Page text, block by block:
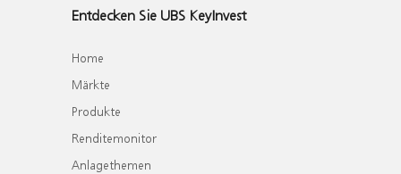
Entdecken Sie UBS KeyInvest
Home
Märkte
Produkte
Renditemonitor
Anlagethemen